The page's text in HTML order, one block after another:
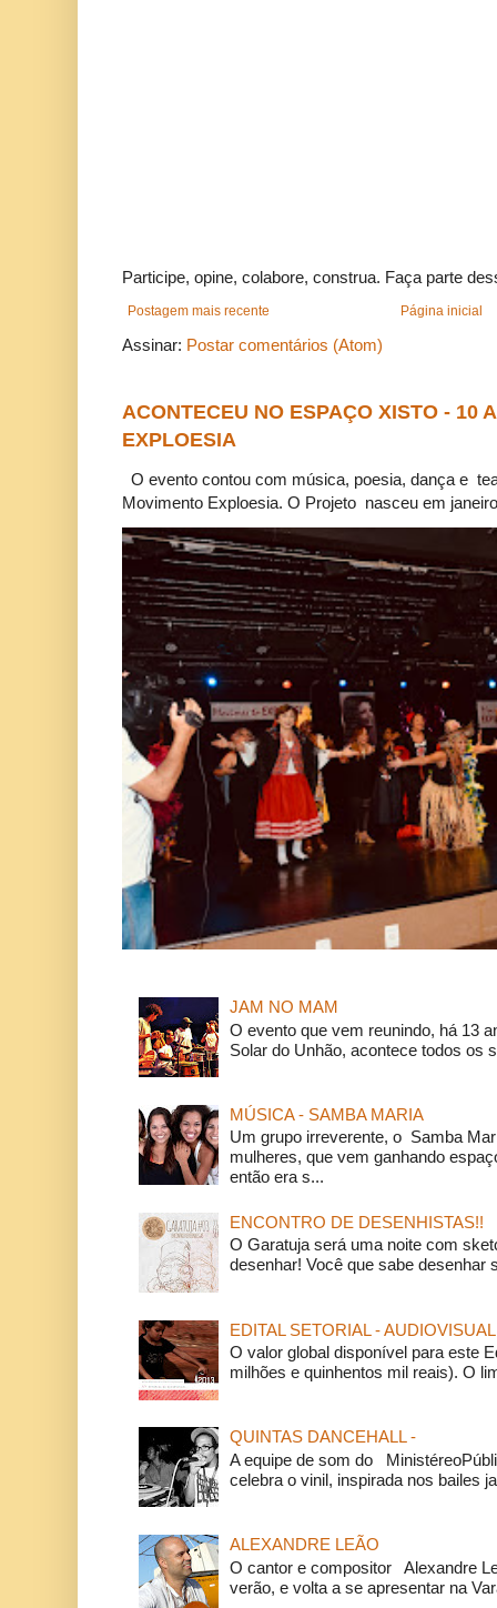
Participe, opine, colabore, construa. Faça parte
Postagem mais recente Página inicial
Assinar: Postar comentários (Atom)
ACONTECEU NO ESPAÇO XISTO - 10
EXPLOESIA
O evento contou com música, poesia, dança e
Movimento Exploesia. O Projeto nasceu em
JAM NO MAM
O evento que vem reunindo, há 13
Solar do Unhão, acontece todos os
MÚSICA - SAMBA MARIA
Um grupo irreverente, o Samba
mulheres, que vem ganhando
então era s...
ENCONTRO DE DESENHISTAS!!
O Garatuja será uma noite com
desenhar! Você que sabe desenhar
EDITAL SETORIAL - AUDIOVISUAL
O valor global disponível para este
milhões e quinhentos mil reais). O
QUINTAS DANCEHALL -
A equipe de som do
celebra o vinil, inspirada nos bailes
ALEXANDRE LEÃO
O cantor e compositor Alexandre
verão, e volta a se apresentar na